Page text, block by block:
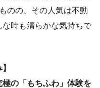
のの、その人気は不動
時も清らかな気持ちで
の「もちふわ」体験を